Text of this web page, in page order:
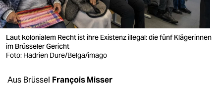
verlag
veranstaltungen
shop
fragen & hilfe
Laut kolonialem Recht ist ihre Existenz illegal: die fünf Klägerinnen
im Brüsseler Gericht
Foto: Hadrien Dure/Belga/imago
Aus Brüssel François Misser